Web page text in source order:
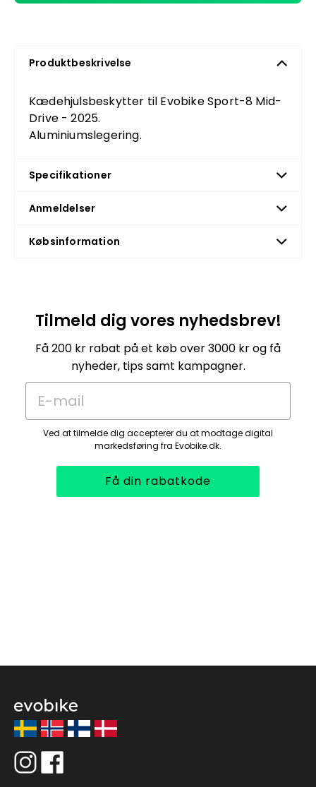
Produktbeskrivelse
Kædehjulsbeskytter til Evobike Sport-8 Mid-
Drive - 2025.
Aluminiumslegering.
Specifikationer
Anmeldelser
Købsinformation
Tilmeld dig vores nyhedsbrev!
Få 200 kr rabat på et køb over 3000 kr og få
nyheder, tips samt kampagner.
E-mail
Ved at tilmelde dig accepterer du at modtage digital
markedsføring fra Evobike.dk.
Få din rabatkode